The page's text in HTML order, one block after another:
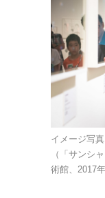
イメージ写
（「サンシ
術館、2017年